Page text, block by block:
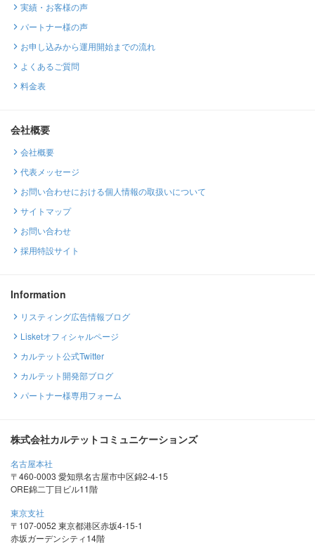
実績・お客様の声
パートナー様の声
お申し込みから運用開始までの流れ
よくあるご質問
料金表
会社概要
会社概要
代表メッセージ
お問い合わせにおける個人情報の取扱いについて
サイトマップ
お問い合わせ
採用特設サイト
Information
リスティング広告情報ブログ
Lisketオフィシャルページ
カルテット公式Twitter
カルテット開発部ブログ
パートナー様専用フォーム
株式会社カルテットコミュニケーションズ
名古屋本社
〒460-0003 愛知県名古屋市中区錦2-4-15
ORE錦二丁目ビル11階
東京支社
〒107-0052 東京都港区赤坂4-15-1
赤坂ガーデンシティ14階